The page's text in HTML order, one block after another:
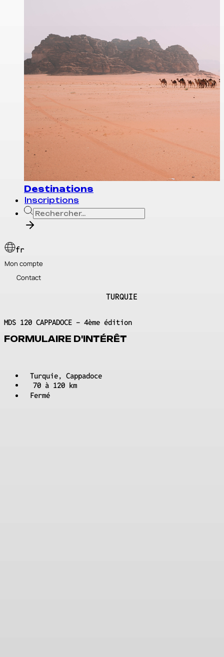
Destinations
Inscriptions
fr
Mon compte
Contact
MDS 120 CAPPADOCE - 4ème édition
FORMULAIRE D'INTÉRÊT
Turquie, Cappadoce
70 à 120 km
Fermé